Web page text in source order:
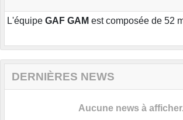
L'équipe GAF GAM est composée de 52
DERNIÈRES NEWS
Aucune news à